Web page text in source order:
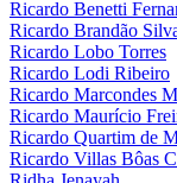
Ricardo Benetti
Ricardo Brandão
Ricardo Lobo Torres
Ricardo Lodi Ribeiro
Ricardo Marcondes
Ricardo Maurício
Ricardo Quartim de
Ricardo Villas Bôas